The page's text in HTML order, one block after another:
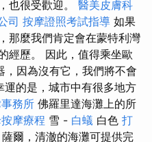
也很受歡迎。 醫美皮膚科
司 按摩證照考試指導 如果
那麼我們肯定會在蒙特利灣
經歷。 因此，值得乘坐歐
，因為沒有它，我們將不會
運的是，城市中有很多地方
務所 佛羅里達海灘上的所
摩療程 雪 - 白蟻 白色 打
薩爾，清澈的海灘可提供完